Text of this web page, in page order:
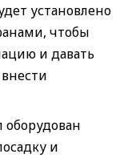
установлено
чтобы
и давать
оборудован
и